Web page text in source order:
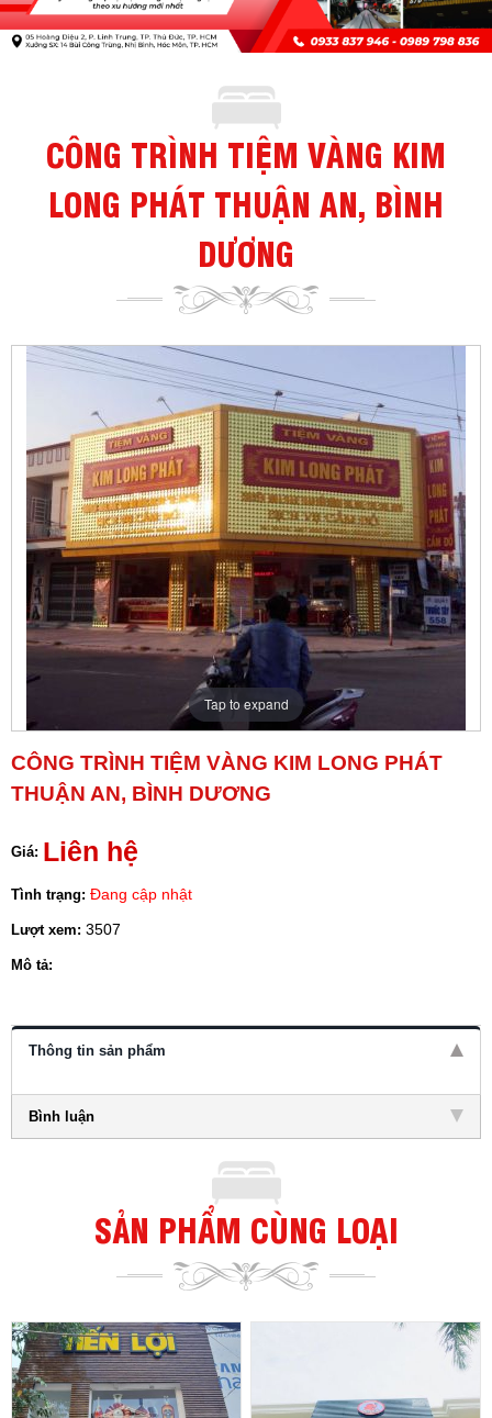
CÔNG TRÌNH TIỆM VÀNG KIM
LONG PHÁT THUẬN AN, BÌNH
DƯƠNG
Tap to expand
CÔNG TRÌNH TIỆM VÀNG KIM LONG PHÁT
THUẬN AN, BÌNH DƯƠNG
Giá: Liên hệ
Tình trạng: Đang cập nhật
Lượt xem: 3507
Mô tả:
Thông tin sản phẩm
Bình luận
SẢN PHẨM CÙNG LOẠI